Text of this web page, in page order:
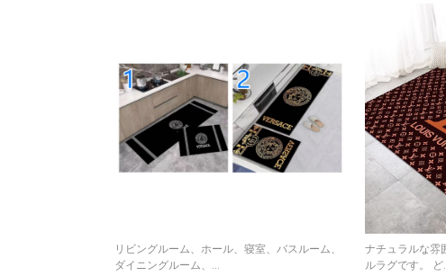
リビングルーム、ホール、寝室、バスルーム、
ダイニングルーム、...
ナチュラルな雰
ルラグです。 ど